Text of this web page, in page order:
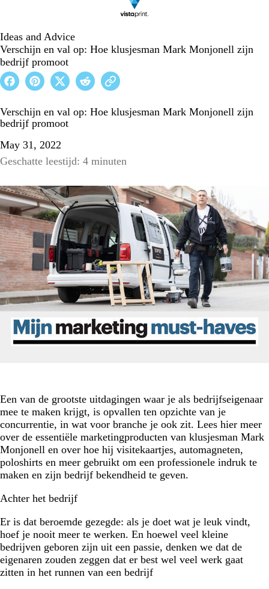
Ideas and Advice
Verschijn en val op: Hoe klusjesman Mark Monjonell zijn
bedrijf promoot
Verschijn en val op: Hoe klusjesman Mark Monjonell zijn
bedrijf promoot
May 31, 2022
Geschatte leestijd: 4 minuten
Een van de grootste uitdagingen waar je als bedrijfseigenaar
mee te maken krijgt, is opvallen ten opzichte van je
concurrentie, in wat voor branche je ook zit. Lees hier meer
over de essentiële marketingproducten van klusjesman Mark
Monjonell en over hoe hij visitekaartjes, automagneten,
poloshirts en meer gebruikt om een professionele indruk te
maken en zijn bedrijf bekendheid te geven.
Achter het bedrijf
Er is dat beroemde gezegde: als je doet wat je leuk vindt,
hoef je nooit meer te werken. En hoewel veel kleine
bedrijven geboren zijn uit een passie, denken we dat de
eigenaren zouden zeggen dat er best wel veel werk gaat
zitten in het runnen van een bedrijf